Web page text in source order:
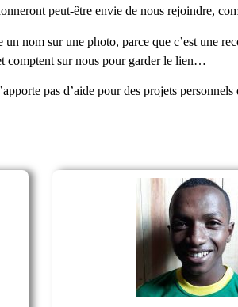
peut-être envie de nous rejoindre,
nom sur une photo, parce que c’est une
comptent sur nous pour garder le lien…
pas d’aide pour des projets